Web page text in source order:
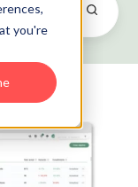
you're